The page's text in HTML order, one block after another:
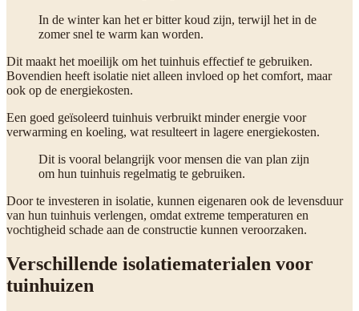
In de winter kan het er bitter koud zijn, terwijl het in de
zomer snel te warm kan worden.
Dit maakt het moeilijk om het tuinhuis effectief te gebruiken.
Bovendien heeft isolatie niet alleen invloed op het comfort, maar
ook op de energiekosten.
Een goed geïsoleerd tuinhuis verbruikt minder energie voor
verwarming en koeling, wat resulteert in lagere energiekosten.
Dit is vooral belangrijk voor mensen die van plan zijn
om hun tuinhuis regelmatig te gebruiken.
Door te investeren in isolatie, kunnen eigenaren ook de levensduur
van hun tuinhuis verlengen, omdat extreme temperaturen en
vochtigheid schade aan de constructie kunnen veroorzaken.
Verschillende isolatiematerialen voor
tuinhuizen